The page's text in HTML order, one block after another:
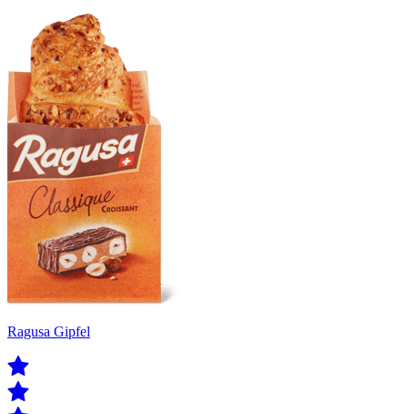
Ragusa Gipfel